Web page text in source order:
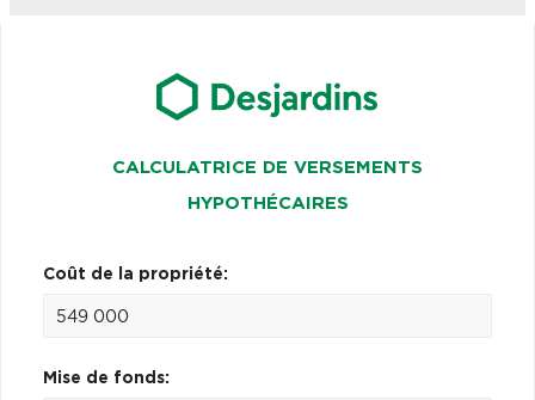
CALCULATRICE DE VERSEMENTS
HYPOTHÉCAIRES
Coût de la propriété:
Mise de fonds: